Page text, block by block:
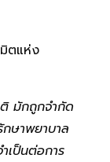
ตแห่ง
ติ มักถูกจำกัด
กษาพยาบาล
เป็นต่อการ